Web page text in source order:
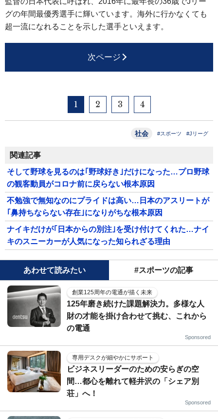
グの年間最優秀選手に輝いています。海外に行かなくても
超一流になれることを示した選手といえます。
次ページ
1 2 3 4
社会 #スポーツ #Jリーグ
関連記事
そして野球を見るのは｢野球好き｣だけになった…プロ野球
の観客動員がコロナ前に戻らない根本原因
不勉強で無知なのにプライドは高い…日本のアスリートが
｢鼻持ちならない存在｣になりがちな根本原因
ナイキだけが｢日本からの別注｣を受け付けてくれた…ナイ
キのスニーカーが人気になった知られざる理由
あわせて読みたい #スポーツの記事
創業125周年の電通が描く未来
125年磨き続けた課題解決力。多様な人
財の才能を掛け合わせて挑む、これから
の電通
Sponsored
専用デスクが細やかにサポート
ビジネスリーダーのための安らぎの空
間…都心を離れて軽井沢の「シェア別
荘」へ！
Sponsored